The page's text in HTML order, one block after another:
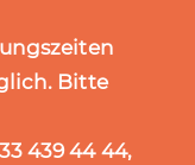
Bitte
439 44 44,